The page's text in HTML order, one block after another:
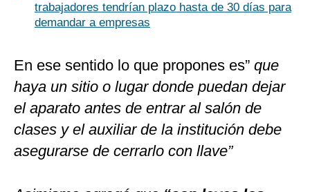
trabajadores tendrían plazo hasta de 30 días para
demandar a empresas
En ese sentido lo que propones es” que
haya un sitio o lugar donde puedan dejar
el aparato antes de entrar al salón de
clases y el auxiliar de la institución debe
asegurarse de cerrarlo con llave”